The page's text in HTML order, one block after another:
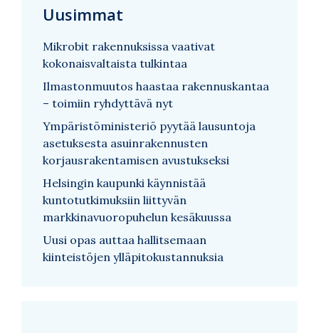
Uusimmat
Mikrobit rakennuksissa vaativat
kokonaisvaltaista tulkintaa
Ilmastonmuutos haastaa rakennuskantaa
– toimiin ryhdyttävä nyt
Ympäristöministeriö pyytää lausuntoja
asetuksesta asuinrakennusten
korjausrakentamisen avustukseksi
Helsingin kaupunki käynnistää
kuntotutkimuksiin liittyvän
markkinavuoropuhelun kesäkuussa
Uusi opas auttaa hallitsemaan
kiinteistöjen ylläpitokustannuksia